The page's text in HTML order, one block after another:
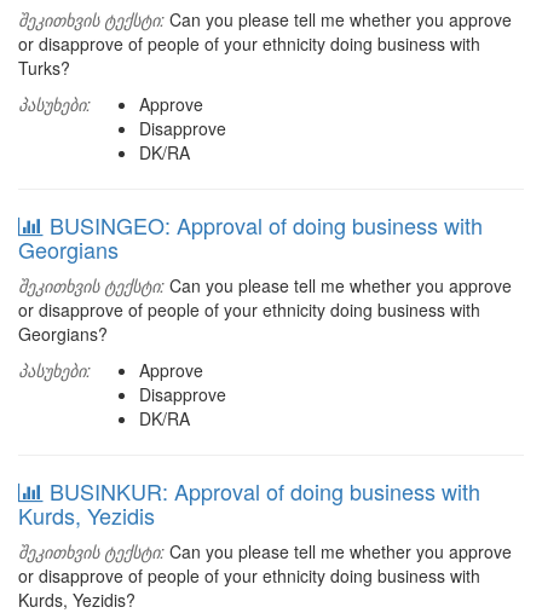
შეკითხვის ტექსტი: Can you please tell me whether you approve
or disapprove of people of your ethnicity doing business with
Turks?
პასუხები:
Approve
Disapprove
DK/RA
BUSINGEO: Approval of doing business with
Georgians
შეკითხვის ტექსტი: Can you please tell me whether you approve
or disapprove of people of your ethnicity doing business with
Georgians?
პასუხები:
Approve
Disapprove
DK/RA
BUSINKUR: Approval of doing business with
Kurds, Yezidis
შეკითხვის ტექსტი: Can you please tell me whether you approve
or disapprove of people of your ethnicity doing business with
Kurds, Yezidis?